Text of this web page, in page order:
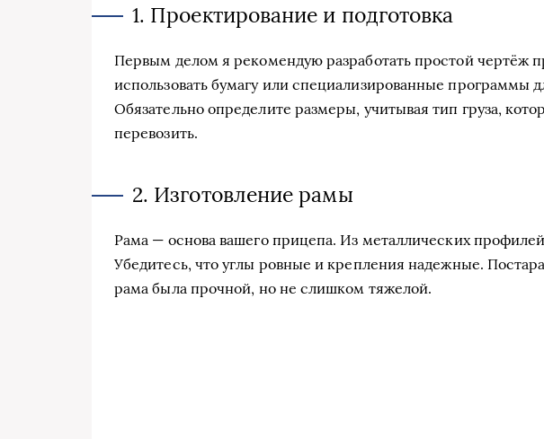
1. Проектирование и подготовка
Первым делом я рекомендую разработать простой чертёж
использовать бумагу или специализированные программы
Обязательно определите размеры, учитывая тип груза,
перевозить.
2. Изготовление рамы
Рама — основа вашего прицепа. Из металлических
Убедитесь, что углы ровные и крепления надежные.
рама была прочной, но не слишком тяжелой.